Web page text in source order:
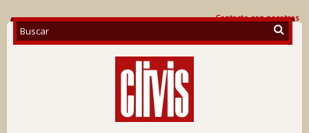
Contacte con nosotros